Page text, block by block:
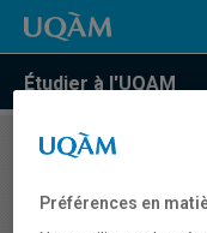
Étudier à l'UQAM
COURS//
la santé au
Préférences en